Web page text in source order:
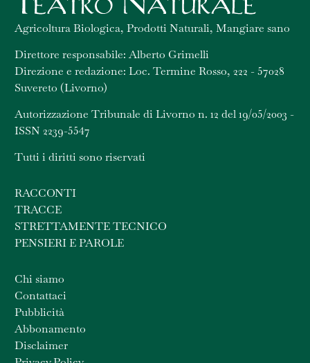
Agricoltura Biologica, Prodotti Naturali, Mangiare sano
Direttore responsabile: Alberto Grimelli
Direzione e redazione: Loc. Termine Rosso, 222 - 57028
Suvereto (Livorno)
Autorizzazione Tribunale di Livorno n. 12 del 19/05/2003 -
ISSN 2239-5547
Tutti i diritti sono riservati
RACCONTI
TRACCE
STRETTAMENTE TECNICO
PENSIERI E PAROLE
Chi siamo
Contattaci
Pubblicità
Abbonamento
Disclaimer